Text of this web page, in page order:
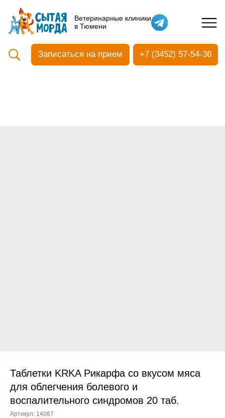
Ветеринарные клиники
в Тюмени
Кастрация собак
Вакцинация
Ультразвуковая чистка зубов
Общий анализ крови
Лечение кроликов
Таблетки KRKA Рикарфа со вкусом мяса
для облегчения болевого и
воспалительного синдромов 20 таб.
Артикул: 14067